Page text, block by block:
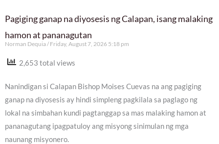
Pagiging ganap na diyosesis ng Calapan, isang malaking
hamon at pananagutan
Norman Dequia Friday, August 7, 2026 5:18 pm
2,653 total views
Nanindigan si Calapan Bishop Moises Cuevas na ang pagiging
ganap na diyosesis ay hindi simpleng pagkilala sa paglago ng
lokal na simbahan kundi pagtanggap sa mas malaking hamon at
pananagutang ipagpatuloy ang misyong sinimulan ng mga
naunang misyonero.